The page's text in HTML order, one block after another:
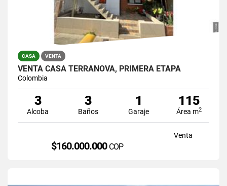
CASA VENTA
VENTA CASA TERRANOVA, PRIMERA ETAPA
Colombia
3
Alcoba
3
Baños
1
Garaje
115
Área m2
Venta
$160.000.000 COP